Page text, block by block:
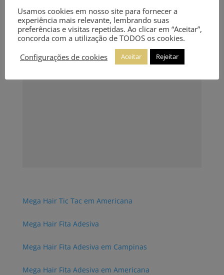
Mega Hair Tic Tac em Americana
Mega Hair Fita Adesiva
Mega Hair Fita Adesiva em Campinas
Mega Hair Fita Adesiva em Americana
Usamos cookies em nosso site para fornecer a
experiência mais relevante, lembrando suas
preferências e visitas repetidas. Ao clicar em “Aceitar”,
concorda com a utilização de TODOS os cookies.
Configurações de cookies
Aceitar Rejeitar